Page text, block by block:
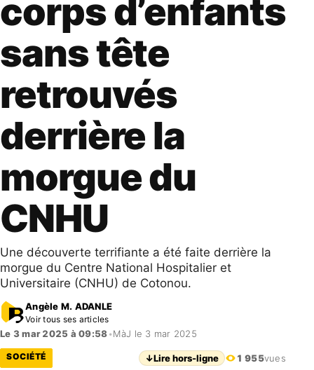
corps d’enfants
sans tête
retrouvés
derrière la
morgue du
CNHU
Une découverte terrifiante a été faite derrière la
morgue du Centre National Hospitalier et
Universitaire (CNHU) de Cotonou.
Angèle M. ADANLE
Voir tous ses articles
Le 3 mar 2025 à 09:58•MàJ le 3 mar 2025
SOCIÉTÉ ↓Lire hors-ligne 1 955vues